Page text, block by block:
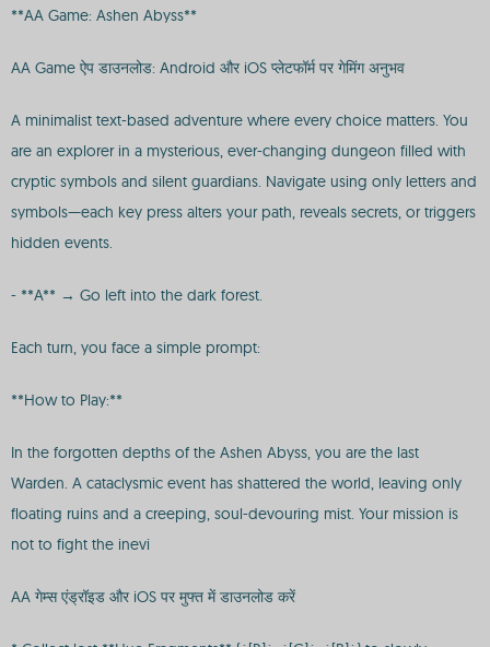
**AA Game: Ashen Abyss**
AA Game ऐप डाउनलोड: Android और iOS प्लेटफॉर्म पर गेमिंग अनुभव
A minimalist text-based adventure where every choice matters. You
are an explorer in a mysterious, ever-changing dungeon filled with
cryptic symbols and silent guardians. Navigate using only letters and
symbols—each key press alters your path, reveals secrets, or triggers
hidden events.
- **A** → Go left into the dark forest.
Each turn, you face a simple prompt:
**How to Play:**
In the forgotten depths of the Ashen Abyss, you are the last
Warden. A cataclysmic event has shattered the world, leaving only
floating ruins and a creeping, soul-devouring mist. Your mission is
not to fight the inevi
AA गेम्स एंड्रॉइड और iOS पर मुफ्त में डाउनलोड करें